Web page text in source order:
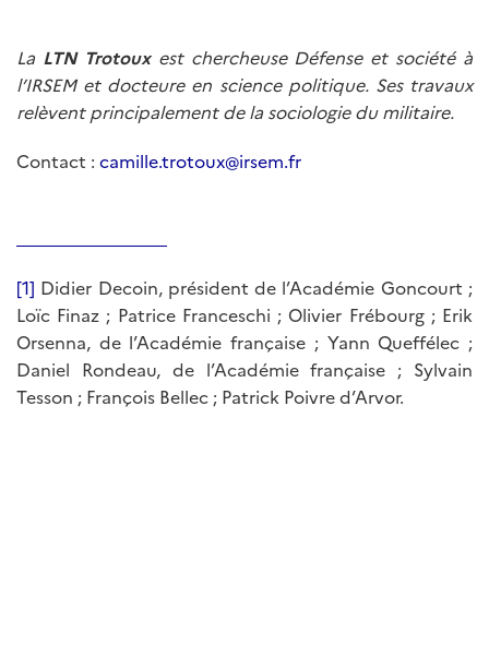
La LTN Trotouxest chercheuse Défense et société à
l’IRSEM et docteure en science politique. Ses travaux
relèvent principalement de la sociologie du militaire.
Contact : camille.trotoux@irsem.fr
[1] Didier Decoin, président de l’Académie Goncourt ;
Loïc Finaz ; Patrice Franceschi ; Olivier Frébourg ; Erik
Orsenna, de l’Académie française ; Yann Queffélec ;
Daniel Rondeau, de l’Académie française ; Sylvain
Tesson ; François Bellec ; Patrick Poivre d’Arvor.